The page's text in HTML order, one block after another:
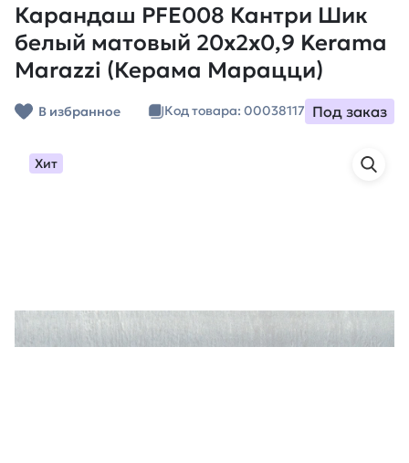
Карандаш PFE008 Кантри Шик
белый матовый 20x2x0,9 Kerama
Marazzi (Керама Марацци)
В избранное Код товара: 00038117 Под заказ
Хит